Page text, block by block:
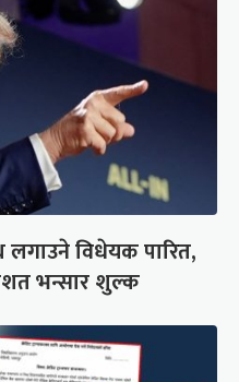
लगाउने विधेयक पारित,
भन्सार शुल्क